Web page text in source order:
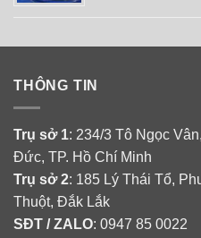
THÔNG TIN
Trụ sở 1: 234/3 Tô Ngọc
Đức, TP. Hồ Chí Minh
Trụ sở 2: 185 Lý Thái Tổ,
Thuột, Đắk Lắk
SĐT / ZALO: 0947 85 0022